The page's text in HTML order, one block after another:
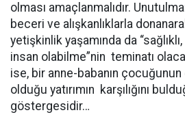
olması amaçlanmalıdır.
beceri ve alışkanlıklarla
yetişkinlik yaşamında da
insan olabilme”nin teminatı
ise, bir anne-babanın
olduğu yatırımın karşılığını
göstergesidir…